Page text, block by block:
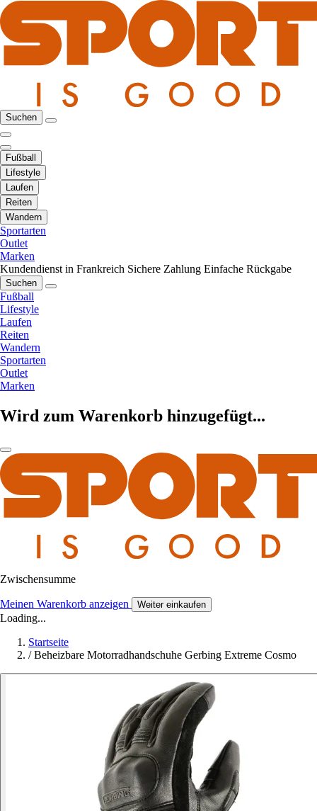
Suchen
Fußball
Lifestyle
Laufen
Reiten
Wandern
Sportarten
Outlet
Marken
Kundendienst in Frankreich Sichere Zahlung Einfache Rückgabe
Suchen
Fußball
Lifestyle
Laufen
Reiten
Wandern
Sportarten
Outlet
Marken
Wird zum Warenkorb hinzugefügt...
Zwischensumme
Meinen Warenkorb anzeigen Weiter einkaufen
Loading...
Startseite
/ Beheizbare Motorradhandschuhe Gerbing Extreme Cosmo